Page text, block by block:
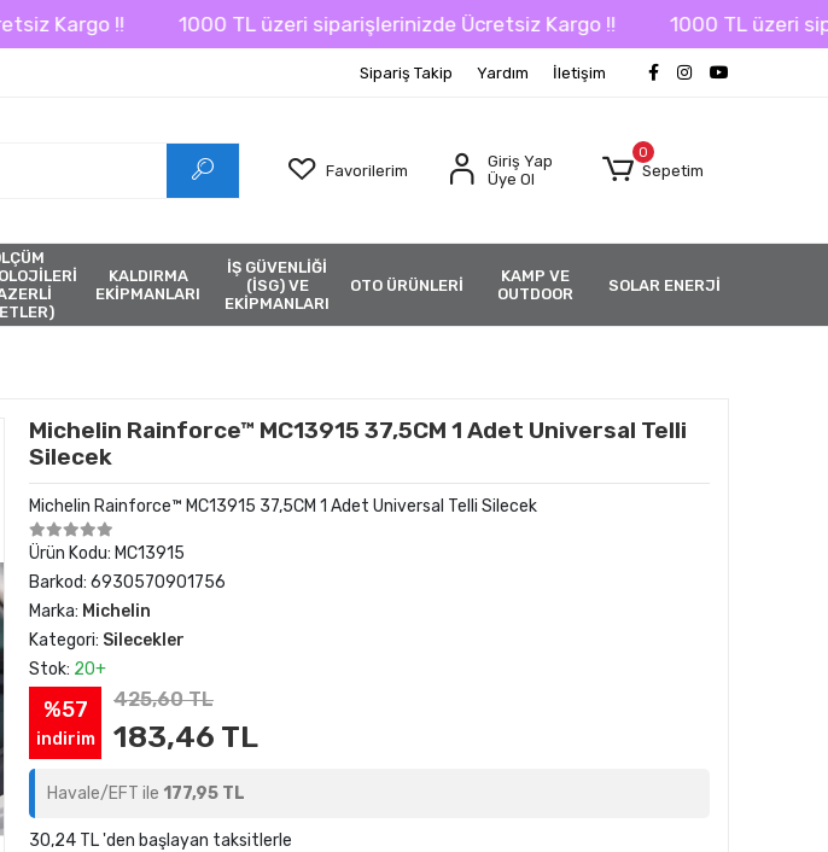
!! 1000 TL üzeri siparişlerinizde Ücretsiz Kargo !! 1000 TL üzeri
Sipariş Takip Yardım İletişim
Favorilerim
Giriş Yap
Üye Ol
0
Sepetim
KALDIRMA
EKİPMANLARI
İŞ GÜVENLİĞİ
(İSG) VE
EKİPMANLARI
OTO ÜRÜNLERİ
KAMP VE
OUTDOOR
SOLAR ENERJİ
Michelin Rainforce™ MC13915 37,5CM 1 Adet Universal Telli
Silecek
Michelin Rainforce™ MC13915 37,5CM 1 Adet Universal Telli Silecek
Ürün Kodu: MC13915
Barkod: 6930570901756
Marka: Michelin
Kategori: Silecekler
Stok: 20+
%57
indirim
425,60 TL
183,46 TL
Havale/EFT ile 177,95 TL
30,24 TL 'den başlayan taksitlerle